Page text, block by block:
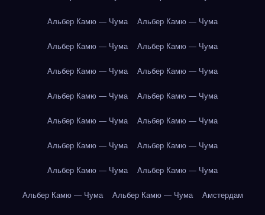
Альбер Камю — Чума Альбер Камю — Чума
Альбер Камю — Чума Альбер Камю — Чума
Альбер Камю — Чума Альбер Камю — Чума
Альбер Камю — Чума Альбер Камю — Чума
Альбер Камю — Чума Альбер Камю — Чума
Альбер Камю — Чума Альбер Камю — Чума
Альбер Камю — Чума Альбер Камю — Чума
Альбер Камю — Чума Альбер Камю — Чума Амстердам